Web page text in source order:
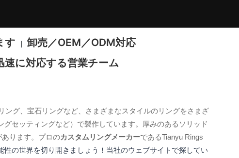
す
卸売／OEM／ODM対応
速に対応する営業チーム
グ、宝石リングなど、さまざまなスタイルのリングをさまざ
セッティングなど）で製作しています。厚みのあるソリッド
ります。プロのカスタムリングメーカーであるTianyu Rings
性の世界を切り開きましょう！当社のウェブサイトで探してい